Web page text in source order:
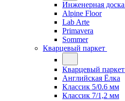
Инженерная доска
Alpine Floor
Lab Arte
Primavera
Sommer
Кварцевый паркет
Кварцевый паркет
Английская Ёлка
Классик 5/0.6 мм
Классик 7/1,2 мм